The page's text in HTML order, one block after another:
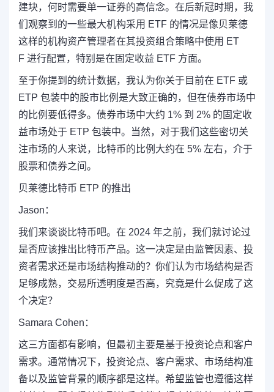
建块，何时需要单一证券的高信念。在后新冠时期，我
们观察到的一些最大机构采用 ETF 的情况是像贝莱德
这样的机构资产管理者在其投资组合策略中使用 ET
F 进行配置，特别是在固定收益 ETF 方面。
至于你提到的统计数据，我认为你关于目前在 ETF 或
ETP 包装中的股市比例是大致正确的，但在债券市场中
的比例要低得多。债券市场中大约 1% 到 2% 的固定收
益市场处于 ETP 包装中。当然，对于我们这些密切关
注市场的人来说，比特币的比例大约在 5% 左右，介于
股票和债券之间。
贝莱德比特币 ETP 的推出
Jason：
我们来谈谈比特币吧。在 2024 年之前，我们就讨论过
是否应该推出比特币产品。这一决定是由监管因素、投
资者需求还是市场结构推动的？你们认为市场结构是否
足够成熟，交易所透明度是否高，究竟是什么促成了这
个决定？
Samara Cohen：
这三方面都有影响，但最初主要是基于投资论点和客户
需求。通常情况下，投资论点、客户需求、市场结构准
备以及监管背景的顺序都是这样。希望监管也遵循这样